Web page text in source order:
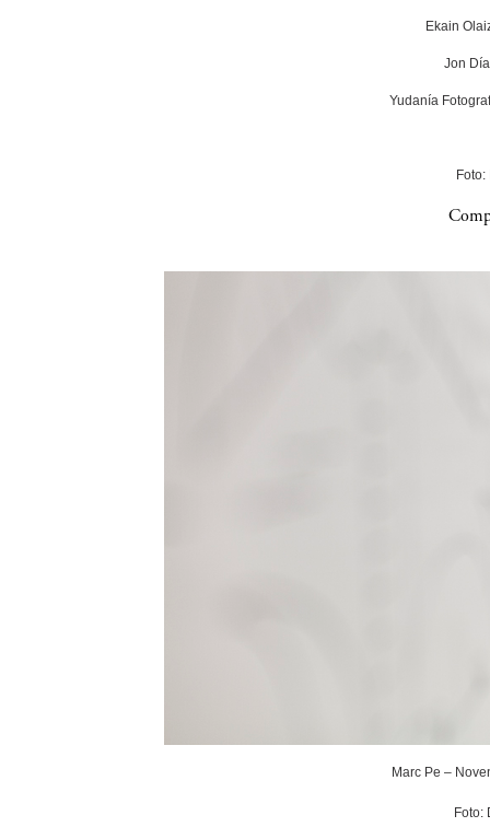
Ekain
Jon
Yudanía
Foto:
Marc Pe –
Foto: